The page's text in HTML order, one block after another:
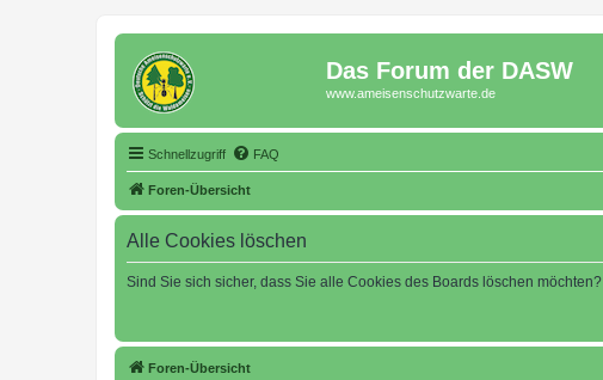
Das Forum der DASW
www.ameisenschutzwarte.de
Schnellzugriff FAQ
Foren-Übersicht
Alle Cookies löschen
Sind Sie sich sicher, dass Sie alle Cookies des Boards löschen möchten?
Foren-Übersicht